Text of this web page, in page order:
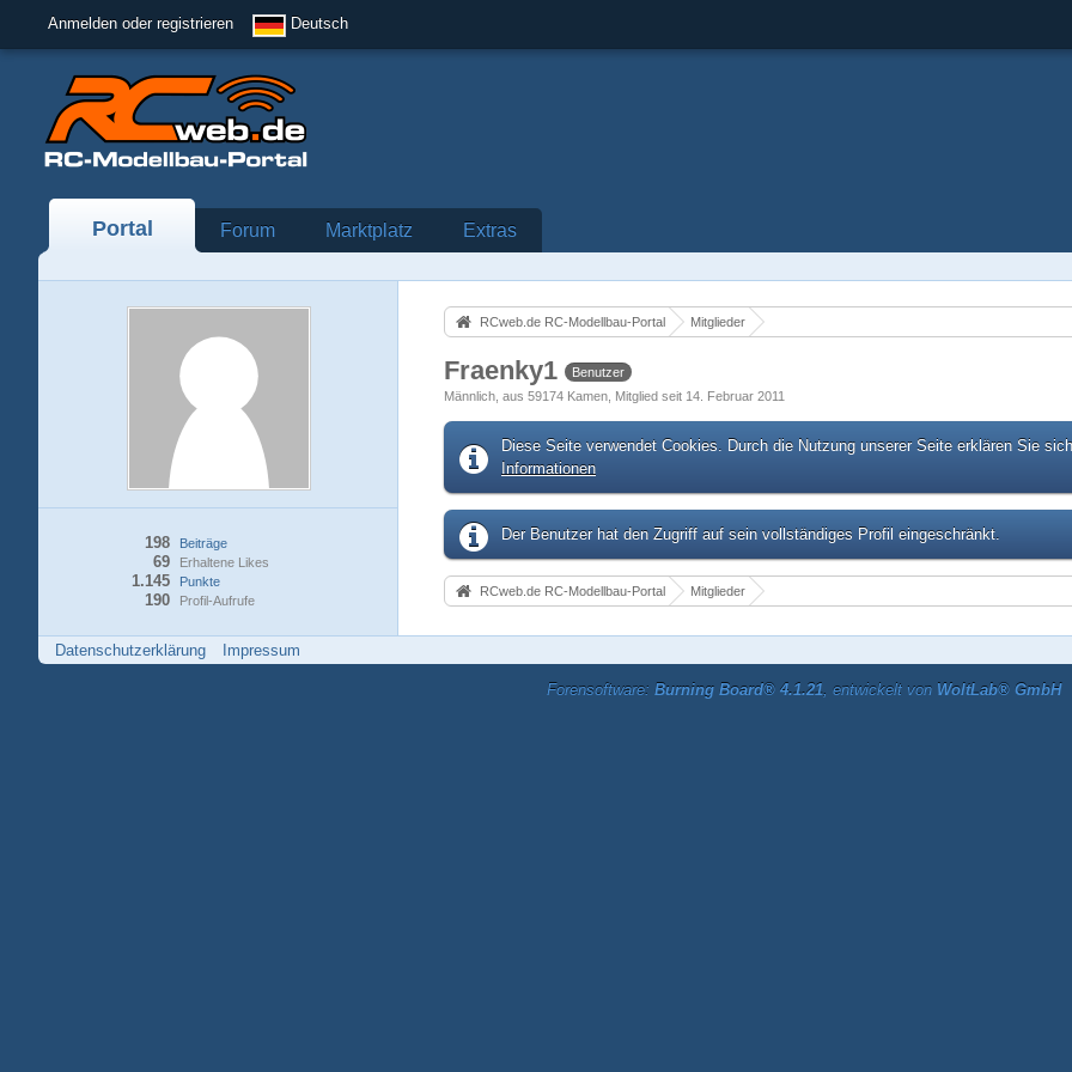
Anmelden oder registrieren Deutsch
Portal Forum Marktplatz Extras
Beiträge
198
Erhaltene Likes
69
Punkte
1.145
Profil-Aufrufe
190
RCweb.de RC-Modellbau-Portal Mitglieder
Fraenky1
Benutzer
Männlich aus 59174 Kamen Mitglied seit 14. Februar 2011
Diese Seite verwendet Cookies. Durch die Nutzung unserer Seite erklären Sie
Informationen
Der Benutzer hat den Zugriff auf sein vollständiges Profil eingeschränkt.
RCweb.de RC-Modellbau-Portal Mitglieder
Datenschutzerklärung Impressum
Forensoftware: Burning Board® 4.1.21, entwickelt von WoltLab® GmbH